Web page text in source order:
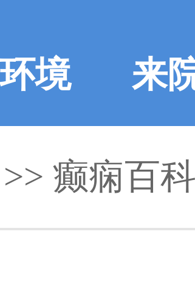
境 来
>> 癫痫百科